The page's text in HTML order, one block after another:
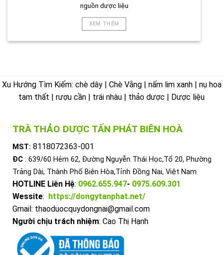
nguồn dược liệu
XEM THÊM
Xu Hướng Tìm Kiếm: chè dây | Chè Vằng | nấm lim xanh | nụ hoa
tam thất | rượu cần | trái nhàu | thảo dược | Dược liệu
TRÀ THẢO DƯỢC TẤN PHÁT BIÊN HOÀ
MST: 8118072363-001
ĐC : 639/60 Hẻm 62, Đường Nguyễn Thái Học,Tổ 20, Phường
Trảng Dài, Thành Phố Biên Hòa,Tỉnh Đồng Nai, Việt Nam
HOTLINE Liên Hệ: 0962.655.947- 0975.609.301
Wessite: https://dongytanphat.net/
Gmail: thaoduocquydongnai@gmail.com
Người chịu trách nhiệm: Cao Thị Hạnh